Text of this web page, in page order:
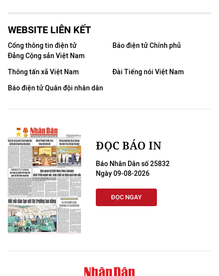
WEBSITE LIÊN KẾT
Cổng thông tin điện tử
Đảng Cộng sản Việt Nam
Báo điện tử Chính phủ
Thông tấn xã Việt Nam
Đài Tiếng nói Việt Nam
Báo điện tử Quân đội nhân dân
ĐỌC BÁO IN
Báo Nhân Dân số 25832
Ngày 09-08-2026
ĐỌC NGAY